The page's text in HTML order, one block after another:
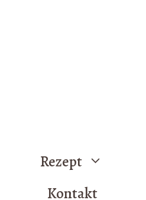
Rezept
Kontakt